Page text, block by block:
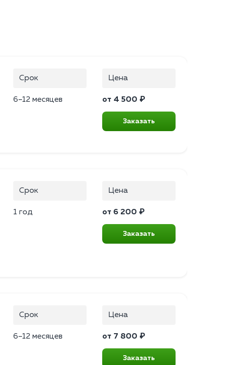
Срок
6–12 месяцев
Цена
от 4 500 ₽
Заказать
Срок
1 год
Цена
от 6 200 ₽
Заказать
Срок
6–12 месяцев
Цена
от 7 800 ₽
Заказать